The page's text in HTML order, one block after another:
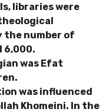
libraries were
the number of
6,000.
was Efat
was influenced
Khomeini. In the